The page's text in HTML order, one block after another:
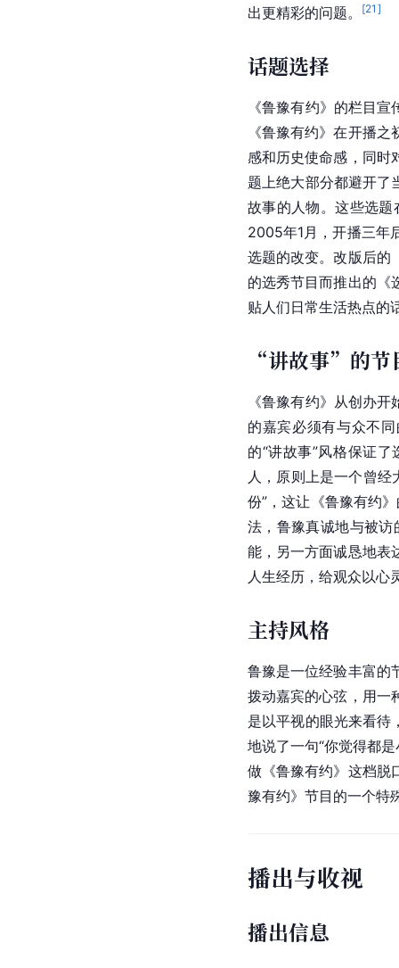
出更精彩的问题。
[21 ]
话题选择
《鲁豫有约》的栏目
《鲁豫有约》在开播
感和历史使命感，同时
题上绝大部分都避开了
故事的人物。这些选
2005年1月，开播三年
选题的改变。改版后的
的选秀节目而推出的《
贴人们日常生活热点的
“讲故事”的节
《鲁豫有约》从创办
的嘉宾必须有与众不
的“讲故事”风格保证
人，原则上是一个曾经
份”，这让《鲁豫有约
法，鲁豫真诚地与被
能，另一方面诚恳地表
人生经历，给观众以心
主持风格
鲁豫是一位经验丰富的
拨动嘉宾的心弦，用一
是以平视的眼光来看待
地说了一句“你觉得都
做《鲁豫有约》这档脱
豫有约》节目的一个特
播出与收视
播出信息